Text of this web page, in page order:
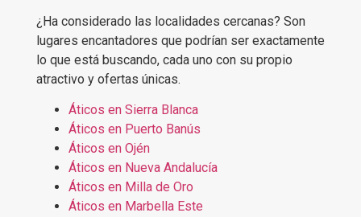
¿Ha considerado las localidades cercanas? Son
lugares encantadores que podrían ser exactamente
lo que está buscando, cada uno con su propio
atractivo y ofertas únicas.
Áticos en Sierra Blanca
Áticos en Puerto Banús
Áticos en Ojén
Áticos en Nueva Andalucía
Áticos en Milla de Oro
Áticos en Marbella Este